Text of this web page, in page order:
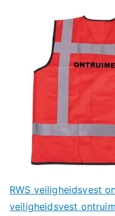
RWS veiligheidsvest
veiligheidsvest